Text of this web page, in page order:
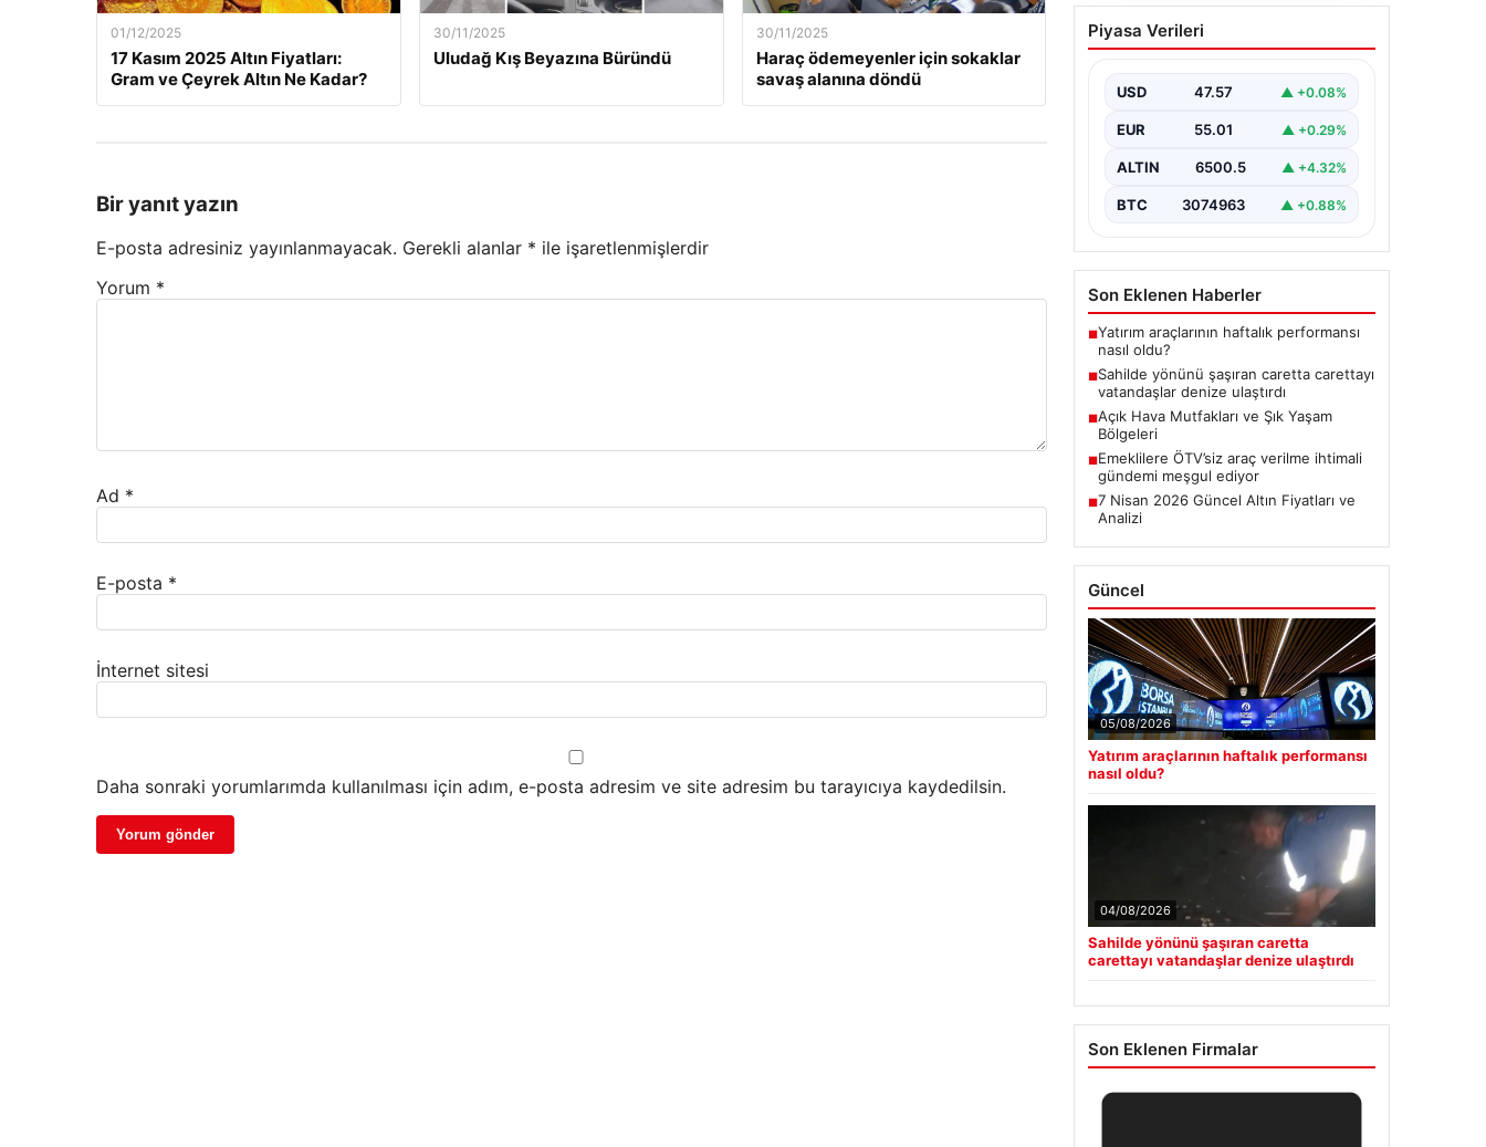
01/12/2025
17 Kasım 2025 Altın Fiyatları:
Gram ve Çeyrek Altın Ne Kadar?
30/11/2025
Uludağ Kış Beyazına Büründü
30/11/2025
Haraç ödemeyenler için sokaklar
savaş alanına döndü
Bir yanıt yazın
E-posta adresiniz yayınlanmayacak. Gerekli alanlar * ile işaretlenmişlerdir
Yorum *
Ad *
E-posta *
İnternet sitesi
Daha sonraki yorumlarımda kullanılması için adım, e-posta adresim ve site adresim bu tarayıcıya kaydedilsin.
Sahilde yönünü şaşıran
caretta carettayı
ulaştırdı
Piyasa Verileri
USD 47.57 ▲ +0.08%
EUR 55.01 ▲ +0.29%
ALTIN 6500.5 ▲ +4.32%
BTC 3074963 ▲ +0.88%
Son Eklenen Haberler
■Yatırım araçlarının haftalık performansı
nasıl oldu?
■Sahilde yönünü şaşıran caretta carettayı
vatandaşlar denize ulaştırdı
■Açık Hava Mutfakları ve Şık Yaşam
Bölgeleri
■Emeklilere ÖTV’siz araç verilme ihtimali
gündemi meşgul ediyor
■7 Nisan 2026 Güncel Altın Fiyatları ve
Analizi
Güncel
05/08/2026
Yatırım araçlarının haftalık performansı
nasıl oldu?
04/08/2026
Sahilde yönünü şaşıran caretta
carettayı vatandaşlar denize ulaştırdı
Son Eklenen Firmalar